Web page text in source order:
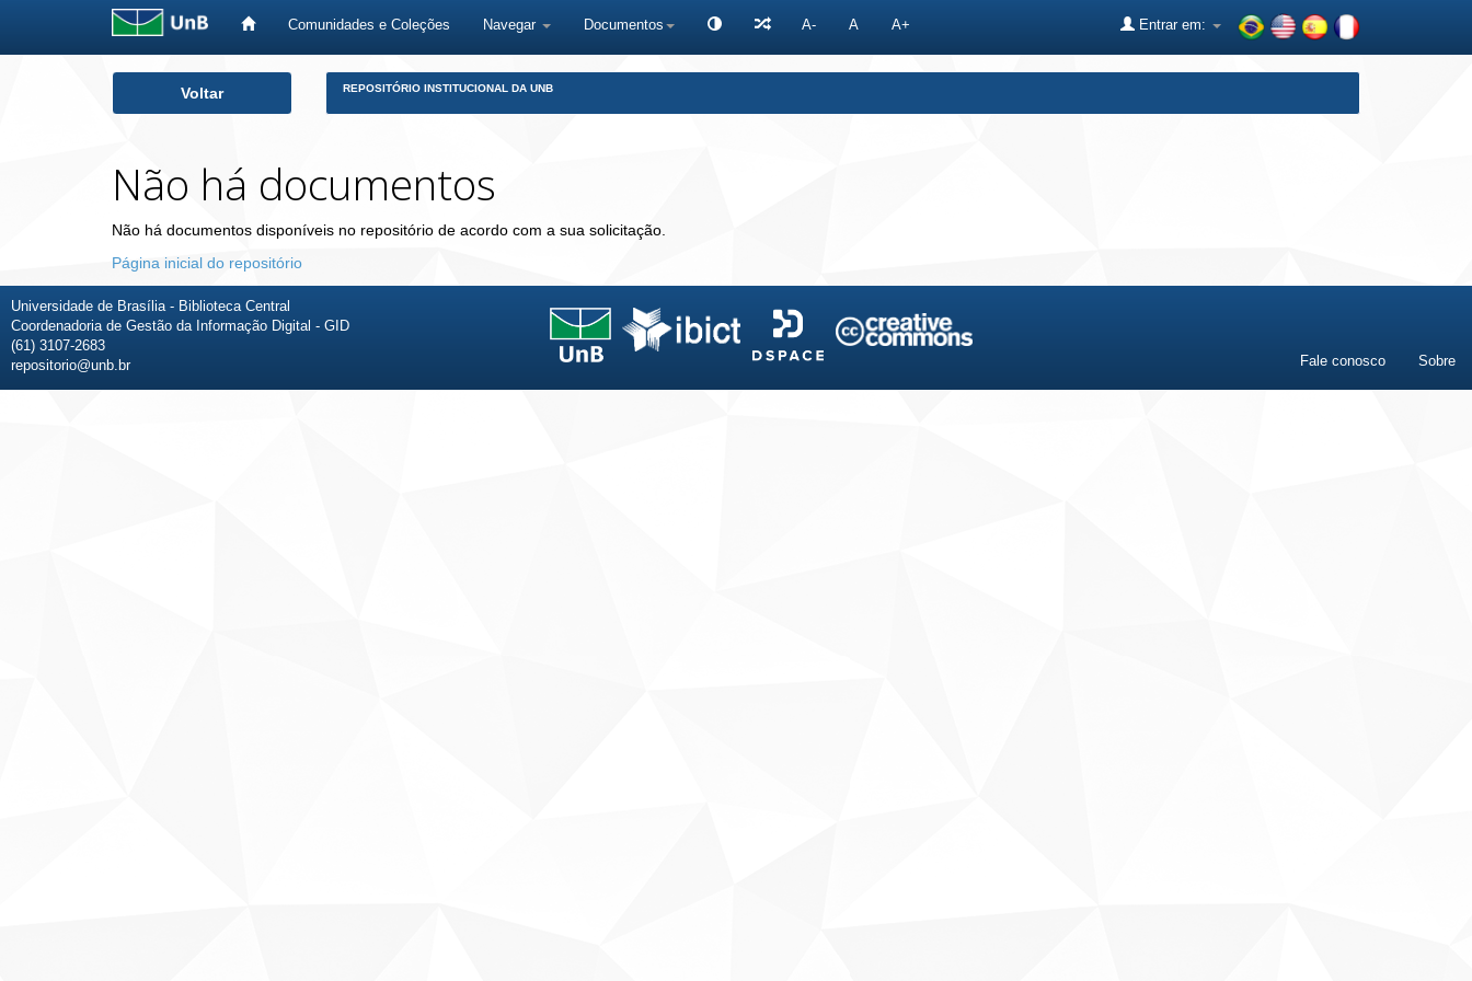
Comunidades e Coleções Navegar Documentos A- A A+ Entrar em:
Voltar REPOSITÓRIO INSTITUCIONAL DA UNB
Não há documentos
Não há documentos disponíveis no repositório de acordo com a sua solicitação.
Página inicial do repositório
Universidade de Brasília - Biblioteca Central
Coordenadoria de Gestão da Informação Digital - GID
(61) 3107-2683
repositorio@unb.br
Fale conosco Sobre